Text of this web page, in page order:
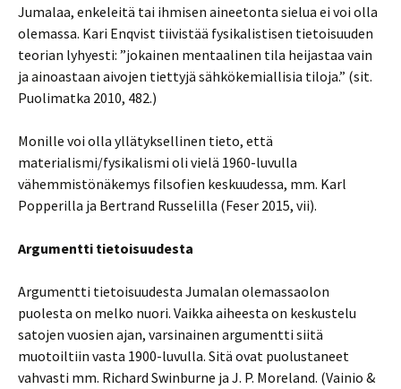
Jumalaa, enkeleitä tai ihmisen aineetonta sielua ei voi olla
olemassa. Kari Enqvist tiivistää fysikalistisen tietoisuuden
teorian lyhyesti: ”jokainen mentaalinen tila heijastaa vain
ja ainoastaan aivojen tiettyjä sähkökemiallisia tiloja.” (sit.
Puolimatka 2010, 482.)
Monille voi olla yllätyksellinen tieto, että
materialismi/fysikalismi oli vielä 1960-luvulla
vähemmistönäkemys filsofien keskuudessa, mm. Karl
Popperilla ja Bertrand Russelilla (Feser 2015, vii).
Argumentti tietoisuudesta
Argumentti tietoisuudesta Jumalan olemassaolon
puolesta on melko nuori. Vaikka aiheesta on keskustelu
satojen vuosien ajan, varsinainen argumentti siitä
muotoiltiin vasta 1900-luvulla. Sitä ovat puolustaneet
vahvasti mm. Richard Swinburne ja J. P. Moreland. (Vainio &